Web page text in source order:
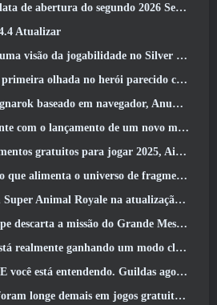
segundo 2026 Servidor de expansão bloqueado por tempo
Atualizar
visão da jogabilidade no Silver Palace
herói parecido com uma sereia chegando no SS13: Pós-luz
em navegador, Anunciado o Universo Ragnarok
o lançamento de um novo mapa do deserto
para jogar 2025, Ainda vale a pena jogar 2026?
de fragmentos únicos do Eve Online agora é de código aberto
Royale na atualização ‘Super Natural’
Mestre ‘The Blood Moon Rises’, Encerrando uma missão de 20 anos
realmente ganhando um modo clássico
Guildas agora estão disponíveis em Eterspire
longe demais em jogos gratuitos?